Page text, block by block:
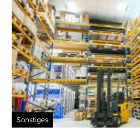
Sonstiges